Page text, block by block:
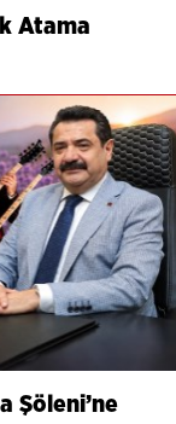
Atama
Şöleni’ne